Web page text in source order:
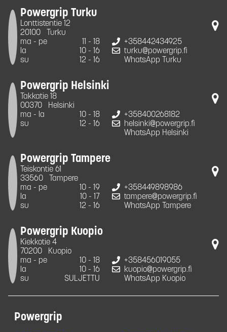
Powergrip Turku
Lonttistentie 12
20100
Turku
ma - pe
11 - 18
la
10 - 16
su
12 - 16
+358442434925
turku@powergrip.fi
WhatsApp Turku
Powergrip Helsinki
Takkatie 18
00370
Helsinki
ma - la
10 - 18
su
12 - 16
+358400268182
helsinki@powergrip.fi
WhatsApp Helsinki
Powergrip Tampere
Teiskontie 61
33560
Tampere
ma - pe
10 - 19
la
10 - 17
su
12 - 16
+358449898986
tampere@powergrip.fi
WhatsApp Tampere
Powergrip Kuopio
Kiekkotie 4
70200
Kuopio
ma - pe
10 - 18
la
10 - 16
su
SULJETTU
+358456019055
kuopio@powergrip.fi
WhatsApp Kuopio
Powergrip